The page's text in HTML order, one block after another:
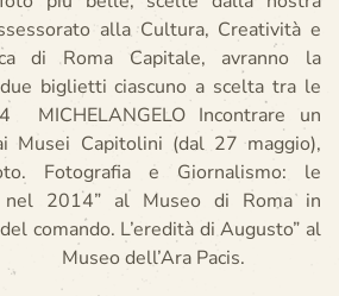
alla Cultura, Creatività e
di Roma Capitale, avranno la
biglietti ciascuno a scelta tra le
MICHELANGELO Incontrare un
Musei Capitolini (dal 27 maggio),
Fotografia e Giornalismo: le
nel 2014” al Museo di Roma in
comando. L’eredità di Augusto” al
Museo dell’Ara Pacis.